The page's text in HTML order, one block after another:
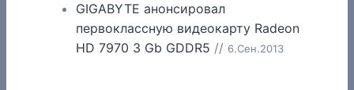
GIGABYTE анонсировал
первоклассную видеокарту Radeon
HD 7970 3 Gb GDDR5 // 6.Сен.2013